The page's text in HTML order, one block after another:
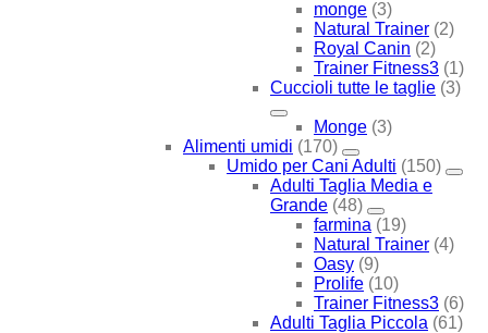
monge (3)
Natural Trainer (2)
Royal Canin (2)
Trainer Fitness3 (1)
Cuccioli tutte le taglie (3)
Monge (3)
Alimenti umidi (170)
Umido per Cani Adulti (150)
Adulti Taglia Media e
Grande (48)
farmina (19)
Natural Trainer (4)
Oasy (9)
Prolife (10)
Trainer Fitness3 (6)
Adulti Taglia Piccola (61)